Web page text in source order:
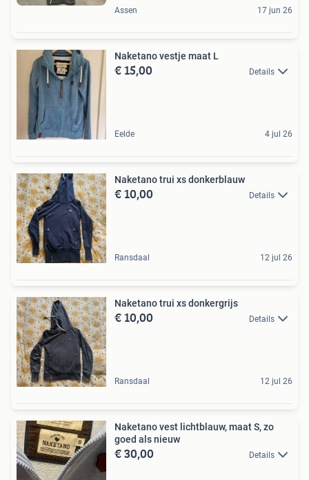
Assen 17 jun 26
Naketano vestje maat L
€ 15,00 Details
Eelde 4 jul 26
Naketano trui xs donkerblauw
€ 10,00 Details
Ransdaal 12 jul 26
Naketano trui xs donkergrijs
€ 10,00 Details
Ransdaal 12 jul 26
Naketano vest lichtblauw, maat S, zo
goed als nieuw
€ 30,00 Details